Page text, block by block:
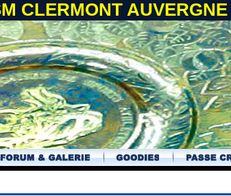
CLERMONT AUVERGNE